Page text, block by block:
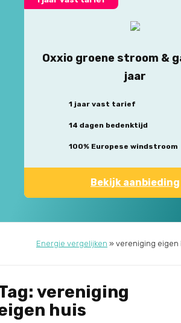
Oxxio groene stroom &
jaar
1 jaar vast tarief
14 dagen bedenktijd
100% Europese windstroom
Bekijk aanbieding
Energie vergelijken » vereniging eigen
vereniging
huis